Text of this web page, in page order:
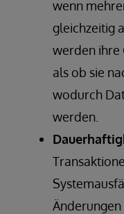
wenn
gleichzeitig
werden ihre
als ob sie
wodurch
werden.